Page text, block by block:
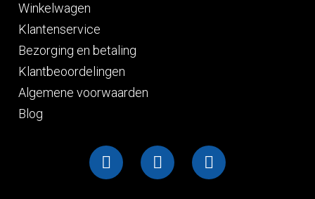
Winkelwagen
Klantenservice
Bezorging en betaling
Klantbeoordelingen
Algemene voorwaarden
Blog